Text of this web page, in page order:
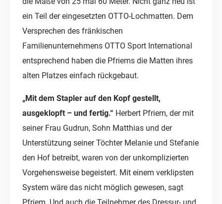
ein Teil der eingesetzten OTTO-Lochmatten. Dem
Versprechen des fränkischen
Familienunternehmens OTTO Sport International
entsprechend haben die Pfriems die Matten ihres
alten Platzes einfach rückgebaut.
„Mit dem Stapler auf den Kopf gestellt,
ausgeklopft – und fertig.“ Herbert Pfriem, der mit
seiner Frau Gudrun, Sohn Matthias und der
Unterstützung seiner Töchter Melanie und Stefanie
den Hof betreibt, waren von der unkomplizierten
Vorgehensweise begeistert. Mit einem verklipsten
System wäre das nicht möglich gewesen, sagt